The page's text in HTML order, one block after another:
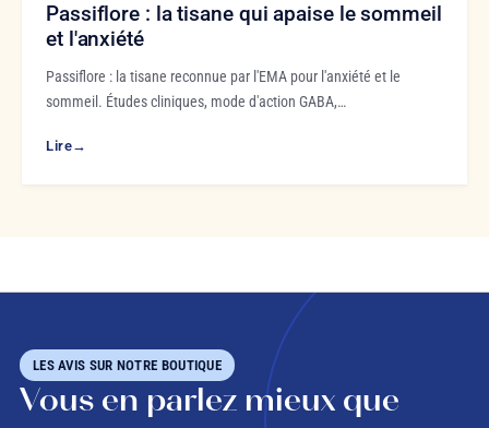
Passiflore : la tisane qui apaise le sommeil
et l'anxiété
Passiflore : la tisane reconnue par l'EMA pour l'anxiété et le
sommeil. Études cliniques, mode d'action GABA,…
Lire→
LES AVIS SUR NOTRE BOUTIQUE
Vous en parlez mieux que